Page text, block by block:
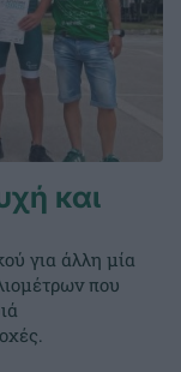
και
για άλλη μία
που